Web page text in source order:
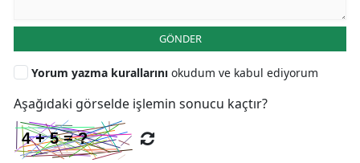
GÖNDER
Yorum yazma kurallarını okudum ve kabul ediyorum
Aşağıdaki görselde işlemin sonucu kaçtır?